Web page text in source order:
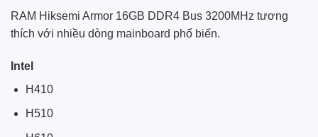
RAM Hiksemi Armor 16GB DDR4 Bus 3200MHz tương
thích với nhiều dòng mainboard phổ biến.
Intel
H410
H510